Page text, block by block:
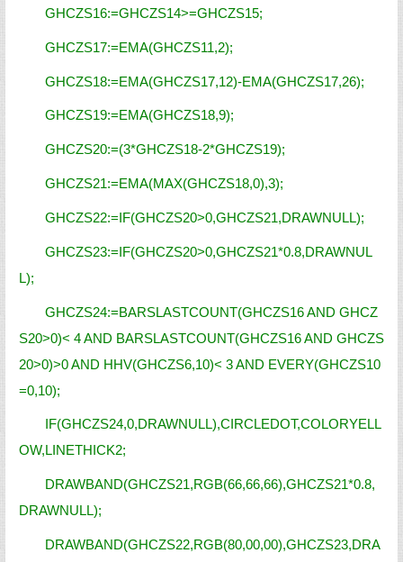
GHCZS16:=GHCZS14>=GHCZS15;
GHCZS17:=EMA(GHCZS11,2);
GHCZS18:=EMA(GHCZS17,12)-EMA(GHCZS17,26);
GHCZS19:=EMA(GHCZS18,9);
GHCZS20:=(3*GHCZS18-2*GHCZS19);
GHCZS21:=EMA(MAX(GHCZS18,0),3);
GHCZS22:=IF(GHCZS20>0,GHCZS21,DRAWNULL);
GHCZS23:=IF(GHCZS20>0,GHCZS21*0.8,DRAWNUL
L);
GHCZS24:=BARSLASTCOUNT(GHCZS16 AND GHCZ
S20>0)< 4 AND BARSLASTCOUNT(GHCZS16 AND GHCZS
20>0)>0 AND HHV(GHCZS6,10)< 3 AND EVERY(GHCZS10
=0,10);
IF(GHCZS24,0,DRAWNULL),CIRCLEDOT,COLORYELL
OW,LINETHICK2;
DRAWBAND(GHCZS21,RGB(66,66,66),GHCZS21*0.8,
DRAWNULL);
DRAWBAND(GHCZS22,RGB(80,00,00),GHCZS23,DRA